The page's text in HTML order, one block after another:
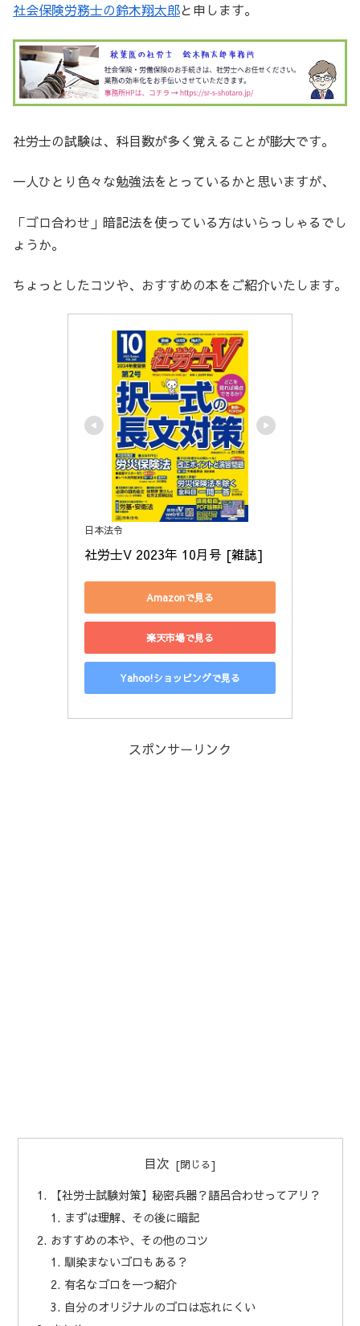
社会保険労務士の鈴木翔太郎と申します。
社労士の試験は、科目数が多く覚えることが膨大です。
一人ひとり色々な勉強法をとっているかと思いますが、
「ゴロ合わせ」暗記法を使っている方はいらっしゃるでし
ょうか。
ちょっとしたコツや、おすすめの本をご紹介いたします。
日本法令
社労士V 2023年 10月号 [雑誌]
Amazonで見る
楽天市場で見る
Yahoo!ショッピングで見る
スポンサーリンク
目次
【社労士試験対策】秘密兵器？語呂合わせってアリ？
まずは理解、その後に暗記
おすすめの本や、その他のコツ
馴染まないゴロもある？
有名なゴロを一つ紹介
自分のオリジナルのゴロは忘れにくい